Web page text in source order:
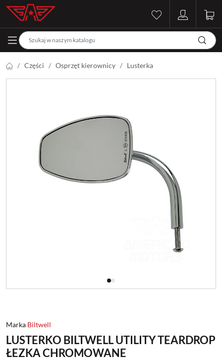
Części Osprzęt kierownicy Lusterka
Marka Biltwell
LUSTERKO BILTWELL UTILITY TEARDROP
ŁEZKA CHROMOWANE